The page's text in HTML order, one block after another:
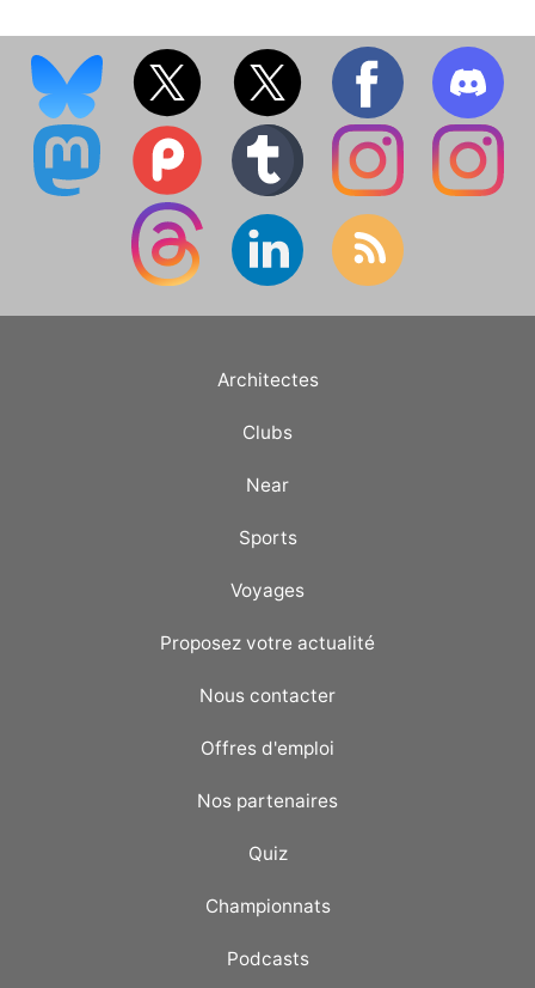
Architectes
Clubs
Near
Sports
Voyages
Proposez votre actualité
Nous contacter
Offres d'emploi
Nos partenaires
Quiz
Championnats
Podcasts